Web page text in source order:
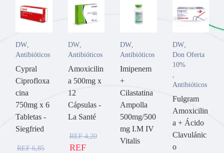
DW
Antibióticos
Cypral
Ciprofloxa
cina
750mg x 6
Tabletas -
Siegfried
REF6,85
DW,
Antibióticos
Amoxicilin
a 500mg x
12
Cápsulas -
La Santé
REF4,20
REF
DW
Antibióticos
Imipenem
+
Cilastatina
Ampolla
500mg/500
mg I.M IV
Vitalis
DW,
Don Oferta
10%
Antibióticos
Fulgram
Amoxicilin
a + Ácido
Clavulánic
o